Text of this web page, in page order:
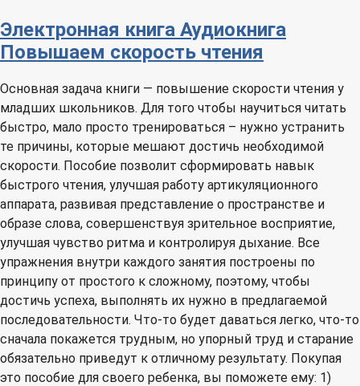
Электронная книга Аудиокнига
Повышаем скорость чтения
Основная задача книги — повышение скорости чтения у
младших школьников. Для того чтобы научиться читать
быстро, мало просто тренироваться – нужно устранить
те причины, которые мешают достичь необходимой
скорости. Пособие позволит сформировать навык
быстрого чтения, улучшая работу артикуляционного
аппарата, развивая представление о пространстве и
образе слова, совершенствуя зрительное восприятие,
улучшая чувство ритма и контролируя дыхание. Все
упражнения внутри каждого занятия построены по
принципу от простого к сложному, поэтому, чтобы
достичь успеха, выполнять их нужно в предлагаемой
последовательности. Что-то будет даваться легко, что-то
сначала покажется трудным, но упорный труд и старание
обязательно приведут к отличному результату. Покупая
это пособие для своего ребенка, вы поможете ему: 1)